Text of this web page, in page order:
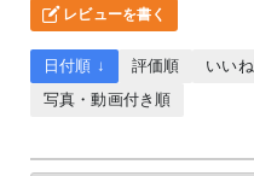
レビューを書く
日付順 ↓ 評価順 いい
写真・動画付き順